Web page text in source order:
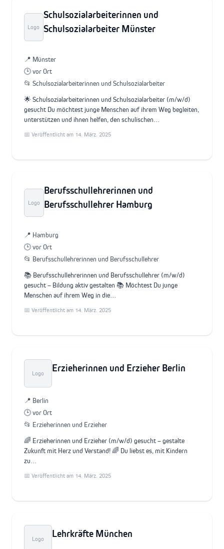
Logo
Schulsozialarbeiterinnen und
Schulsozialarbeiter Münster
📍 Münster
🕒 vor Ort
📂 Schulsozialarbeiterinnen und Schulsozialarbeiter
🌟 Schulsozialarbeiterinnen und Schulsozialarbeiter (m/w/d)
gesucht Du möchtest junge Menschen auf ihrem Weg begleiten,
unterstützen und ihnen helfen, den schulischen…
📅 Veröffentlicht am 14. März. 2025
Logo
Berufsschullehrerinnen und
Berufsschullehrer Hamburg
📍 Hamburg
🕒 vor Ort
📂 Berufsschullehrerinnen und Berufsschullehrer
📚 Berufsschullehrerinnen und Berufsschullehrer (m/w/d)
gesucht – Bildung aktiv gestalten 📚 Möchtest Du junge
Menschen auf ihrem Weg in die…
📅 Veröffentlicht am 14. März. 2025
Logo Erzieherinnen und Erzieher Berlin
📍 Berlin
🕒 vor Ort
📂 Erzieherinnen und Erzieher
🌈 Erzieherinnen und Erzieher (m/w/d) gesucht – gestalte
Zukunft mit Herz und Verstand! 🌈 Du liebst es, mit Kindern
zu…
📅 Veröffentlicht am 14. März. 2025
Logo Lehrkräfte München